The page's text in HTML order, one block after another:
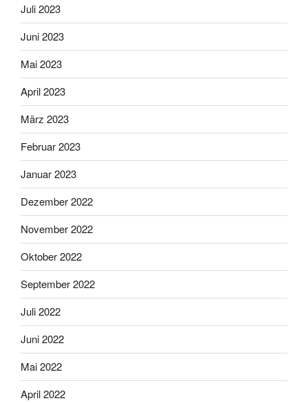
Juli 2023
Juni 2023
Mai 2023
April 2023
März 2023
Februar 2023
Januar 2023
Dezember 2022
November 2022
Oktober 2022
September 2022
Juli 2022
Juni 2022
Mai 2022
April 2022